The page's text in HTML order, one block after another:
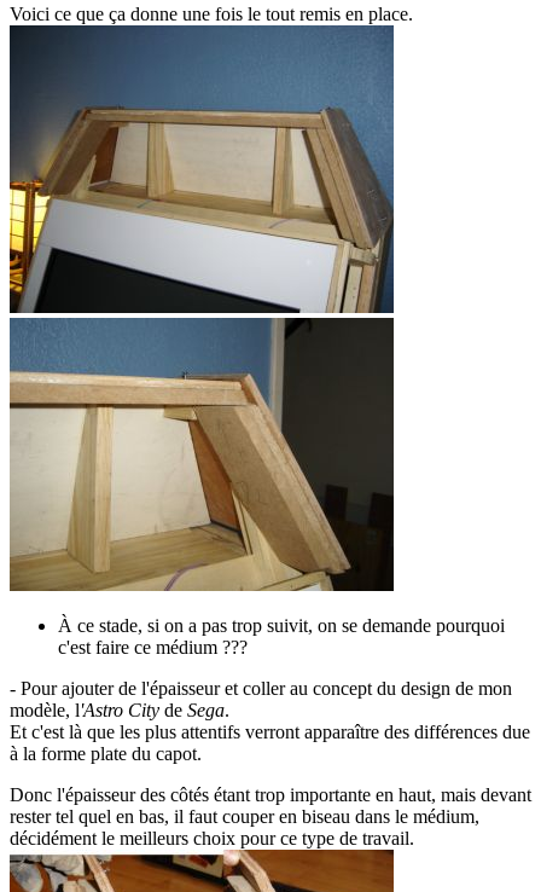
Voici ce que ça donne une fois le tout remis en place.
À ce stade, si on a pas trop suivit, on se demande pourquoi
c'est faire ce médium ???
- Pour ajouter de l'épaisseur et coller au concept du design de mon
modèle, l'Astro City de Sega.
Et c'est là que les plus attentifs verront apparaître des différences due
à la forme plate du capot.
Donc l'épaisseur des côtés étant trop importante en haut, mais devant
rester tel quel en bas, il faut couper en biseau dans le médium,
décidément le meilleurs choix pour ce type de travail.